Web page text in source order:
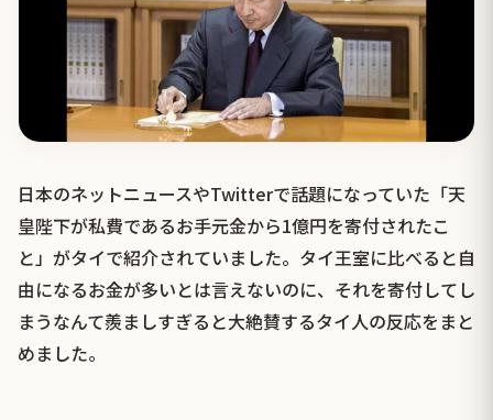
日本のネットニュースやTwitterで話題になっていた「天
皇陛下が私費であるお手元金から1億円を寄付されたこ
と」がタイで紹介されていました。タイ王室に比べると自
由になるお金が多いとは言えないのに、それを寄付してし
まうなんて羨ましすぎると大絶賛するタイ人の反応をまと
めました。